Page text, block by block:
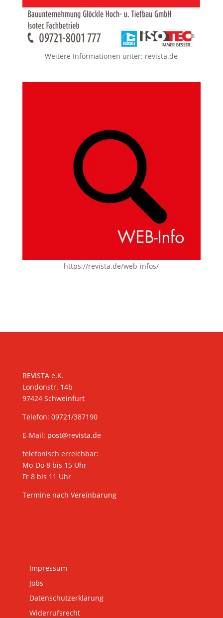
Weitere Informationen unter: revista.de
https://revista.de/web-infos/
REVISTA e.K.
Londonstr. 14b
97424 Schweinfurt
Telefon: 09721/387190
E-Mail: post@revista.de
telefonisch erreichbar:
Mo-Do 8 bis 15 Uhr
Fr 8 bis 11 Uhr
Termine nach Vereinbarung
Impressum
Jobs
Datenschutzerklärung
Widerrufsrecht